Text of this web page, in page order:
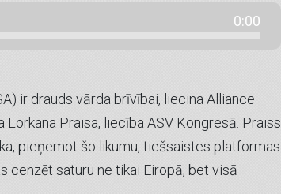
0:00
ir drauds vārda brīvībai, liecina Alliance
Praisa, liecība ASV Kongresā. Praiss
pieņemot šo likumu, tiešsaistes platformas
cenzēt saturu ne tikai Eiropā, bet visā